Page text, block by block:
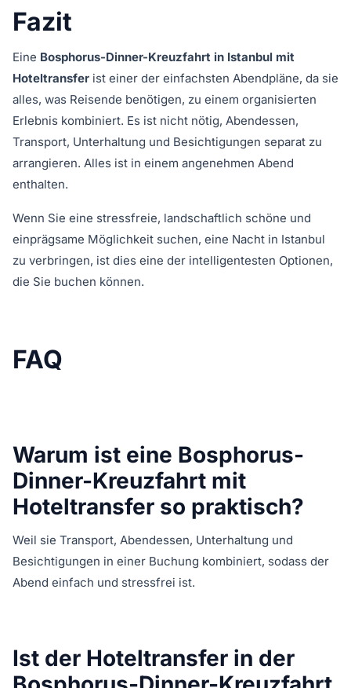
Fazit
Eine Bosphorus-Dinner-Kreuzfahrt in Istanbul mit
Hoteltransfer ist einer der einfachsten Abendpläne, da sie
alles, was Reisende benötigen, zu einem organisierten
Erlebnis kombiniert. Es ist nicht nötig, Abendessen,
Transport, Unterhaltung und Besichtigungen separat zu
arrangieren. Alles ist in einem angenehmen Abend
enthalten.
Wenn Sie eine stressfreie, landschaftlich schöne und
einprägsame Möglichkeit suchen, eine Nacht in Istanbul
zu verbringen, ist dies eine der intelligentesten Optionen,
die Sie buchen können.
FAQ
Warum ist eine Bosphorus-
Dinner-Kreuzfahrt mit
Hoteltransfer so praktisch?
Weil sie Transport, Abendessen, Unterhaltung und
Besichtigungen in einer Buchung kombiniert, sodass der
Abend einfach und stressfrei ist.
Ist der Hoteltransfer in der